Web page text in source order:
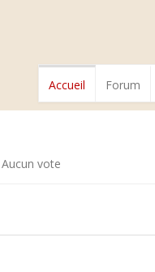
Accueil Forum
Aucun vote